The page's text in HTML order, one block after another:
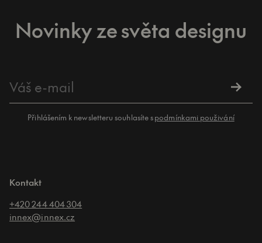
Novinky ze světa designu
Přihlášením k newsletteru souhlasíte spodmínkami použivání
Kontakt
+420 244 404 304
innex@innex.cz